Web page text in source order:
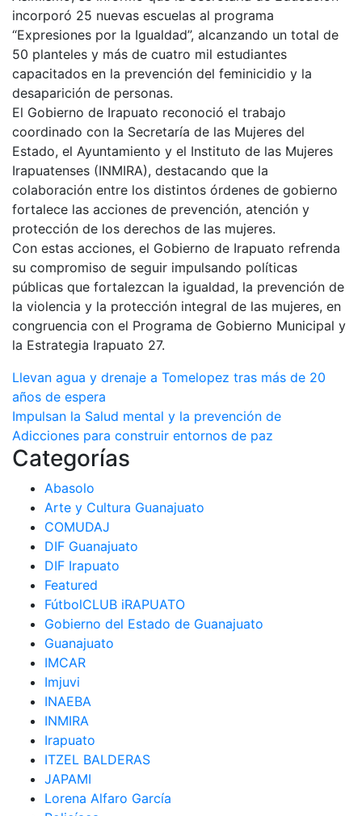
incorporó 25 nuevas escuelas al programa
“Expresiones por la Igualdad”, alcanzando un total de
50 planteles y más de cuatro mil estudiantes
capacitados en la prevención del feminicidio y la
desaparición de personas.
El Gobierno de Irapuato reconoció el trabajo
coordinado con la Secretaría de las Mujeres del
Estado, el Ayuntamiento y el Instituto de las Mujeres
Irapuatenses (INMIRA), destacando que la
colaboración entre los distintos órdenes de gobierno
fortalece las acciones de prevención, atención y
protección de los derechos de las mujeres.
Con estas acciones, el Gobierno de Irapuato refrenda
su compromiso de seguir impulsando políticas
públicas que fortalezcan la igualdad, la prevención de
la violencia y la protección integral de las mujeres, en
congruencia con el Programa de Gobierno Municipal y
la Estrategia Irapuato 27.
Navegación
de
entradas
Llevan agua y drenaje a Tomelopez tras más de 20
años de espera
Impulsan la Salud mental y la prevención de
Adicciones para construir entornos de paz
Categorías
Abasolo
Arte y Cultura Guanajuato
COMUDAJ
DIF Guanajuato
DIF Irapuato
Featured
FútbolCLUB iRAPUATO
Gobierno del Estado de Guanajuato
Guanajuato
IMCAR
Imjuvi
INAEBA
INMIRA
Irapuato
ITZEL BALDERAS
JAPAMI
Lorena Alfaro García